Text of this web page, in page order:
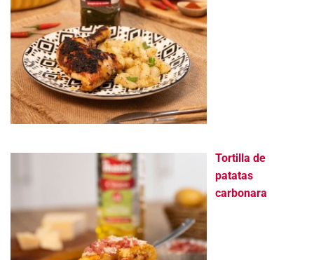
Tortilla de
patatas
carbonara